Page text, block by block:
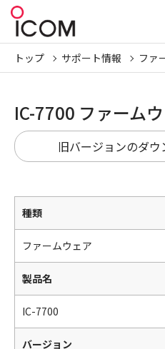
トップ サポート情報 ファ
IC-7700 ファーム
旧バージョンのダ
種類
ファームウェア
製品名
IC-7700
バージョン